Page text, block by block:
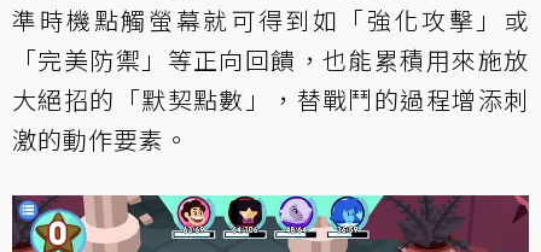
準時機點觸螢幕就可得到如「強化攻擊」或
「完美防禦」等正向回饋，也能累積用來施放
大絕招的「默契點數」，替戰鬥的過程增添刺
激的動作要素。